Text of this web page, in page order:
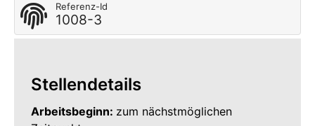
Referenz-Id
1008-3
Stellendetails
Arbeitsbeginn: zum nächstmöglichen